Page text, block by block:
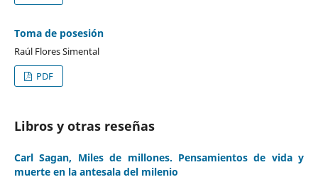
Toma de posesión
Raúl Flores Simental
PDF
Libros y otras reseñas
Carl Sagan, Miles de millones. Pensamientos de vida y
muerte en la antesala del milenio